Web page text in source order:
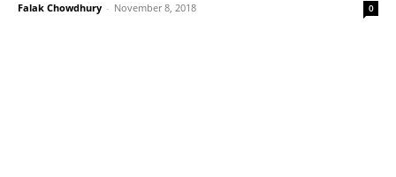
Falak Chowdhury - November 8, 2018 0